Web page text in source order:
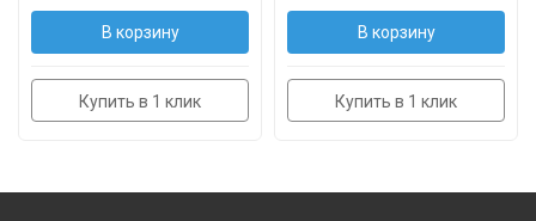
В корзину
Купить в 1 клик
В корзину
Купить в 1 клик